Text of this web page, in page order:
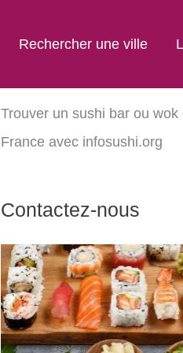
Rechercher une ville
Trouver un sushi bar ou wok
France avec infosushi.org
Contactez-nous